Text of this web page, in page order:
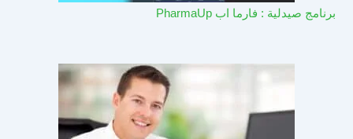
برنامج صيدلية : فارما اب PharmaUp​